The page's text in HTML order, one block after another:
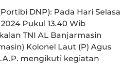
DNP): Pada Hari Selasa
Pukul 13.40 Wib
TNI AL Banjarmasin
Kolonel Laut (P) Agus
mengikuti kegiatan